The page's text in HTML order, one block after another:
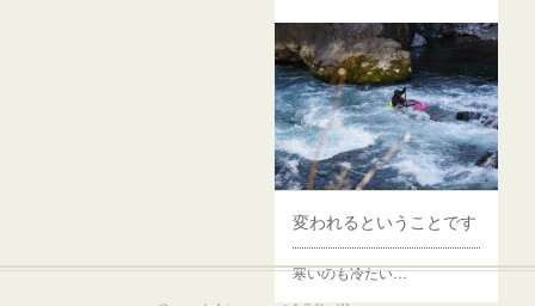
変われるということです
寒いのも冷たい…